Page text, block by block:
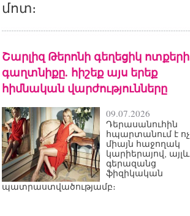
մոտ։
Շարլիզ Թերոնի գեղեցիկ ոտքերի
գաղտնիքը. հիշեք այս երեք
հիմնական վարժությունները
09.07.2026
Դերասանուհին
հպարտանում է ոչ
միայն հաջողակ
կարիերայով, այլև
գերազանց
ֆիզիկական
պատրաստվածությամբ։